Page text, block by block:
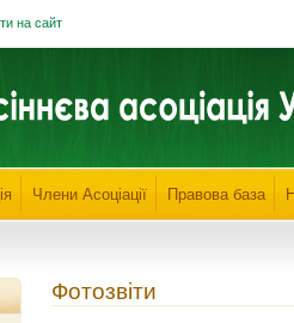
на сайт
Члени Асоціації Правова база
Фотозвіти